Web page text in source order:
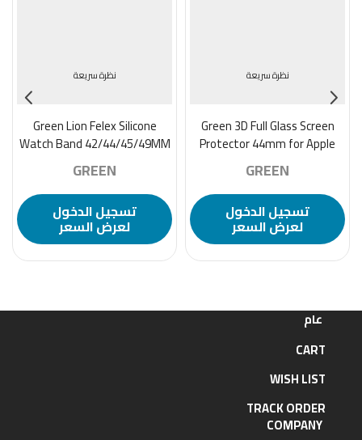
نظرة سريعة
Green 3D Full Glass Screen
Protector 44mm for Apple
Watch 3/4/5
GREEN
تسجيل الدخول
لعرض السعر
نظرة سريعة
Green Lion Felex Silicone
Watch Band 42/44/45/49MM
– Yellow
GREEN
تسجيل الدخول
لعرض السعر
عام
CART
WISH LIST
TRACK ORDER
COMPANY